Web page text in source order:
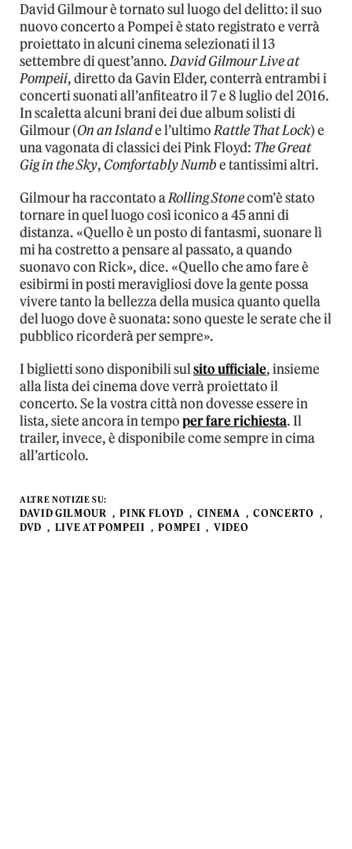
David Gilmour è tornato sul luogo del delitto: il suo
nuovo concerto a Pompei è stato registrato e verrà
proiettato in alcuni cinema selezionati il 13
settembre di quest’anno.David Gilmour Live at
Pompeii, diretto da Gavin Elder, conterrà entrambi i
concerti suonati all’anfiteatro il 7 e 8 luglio del 2016.
In scaletta alcuni brani dei due album solisti di
Gilmour (On an Islande l’ultimoRattle That Lock) e
una vagonata di classici dei Pink Floyd: The Great
Gig in the Sky, Comfortably Numbe tantissimi altri.
Gilmour ha raccontato aRolling Stonecom’è stato
tornare in quel luogo così iconico a 45 anni di
distanza. «Quello è un posto di fantasmi, suonare lì
mi ha costretto a pensare al passato, a quando
suonavo con Rick», dice. «Quello che amo fare è
esibirmi in posti meravigliosi dove la gente possa
vivere tanto la bellezza della musica quanto quella
del luogo dove è suonata: sono queste le serate che il
pubblico ricorderà per sempre».
I biglietti sono disponibili sulsito ufficiale, insieme
alla lista dei cinema dove verrà proiettato il
concerto. Se la vostra città non dovesse essere in
lista, siete ancora in tempoper fare richiesta. Il
trailer, invece, è disponibile come sempre in cima
all’articolo.
ALTRE NOTIZIE SU:
DAVID GILMOUR PINK FLOYD CINEMA
CONCERTO
DVD
LIVE AT POMPEII POMPEI VIDEO